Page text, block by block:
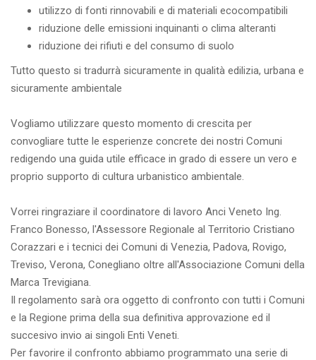
utilizzo di fonti rinnovabili e di materiali ecocompatibili
riduzione delle emissioni inquinanti o clima alteranti
riduzione dei rifiuti e del consumo di suolo
Tutto questo si tradurrà sicuramente in qualità edilizia, urbana e
sicuramente ambientale
Vogliamo utilizzare questo momento di crescita per
convogliare tutte le esperienze concrete dei nostri Comuni
redigendo una guida utile efficace in grado di essere un vero e
proprio supporto di cultura urbanistico ambientale.
Vorrei ringraziare il coordinatore di lavoro Anci Veneto Ing.
Franco Bonesso, l'Assessore Regionale al Territorio Cristiano
Corazzari e i tecnici dei Comuni di Venezia, Padova, Rovigo,
Treviso, Verona, Conegliano oltre all'Associazione Comuni della
Marca Trevigiana.
Il regolamento sarà ora oggetto di confronto con tutti i Comuni
e la Regione prima della sua definitiva approvazione ed il
succesivo invio ai singoli Enti Veneti.
Per favorire il confronto abbiamo programmato una serie di